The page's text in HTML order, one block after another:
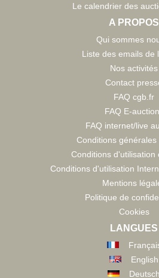
Le calendrier des
A PROPOS
Qui sommes
Liste des emails de
Nos activités
Contact
FAQ cgb.fr
FAQ E-
FAQ internet/live
Conditions générales
Conditions d'utilisation
Conditions d'utilisation
Mentions
Politique de
Cookies
LANGUES
English
Deutsch